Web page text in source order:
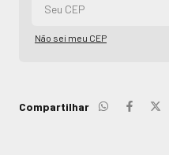
Não sei meu CEP
Compartilhar